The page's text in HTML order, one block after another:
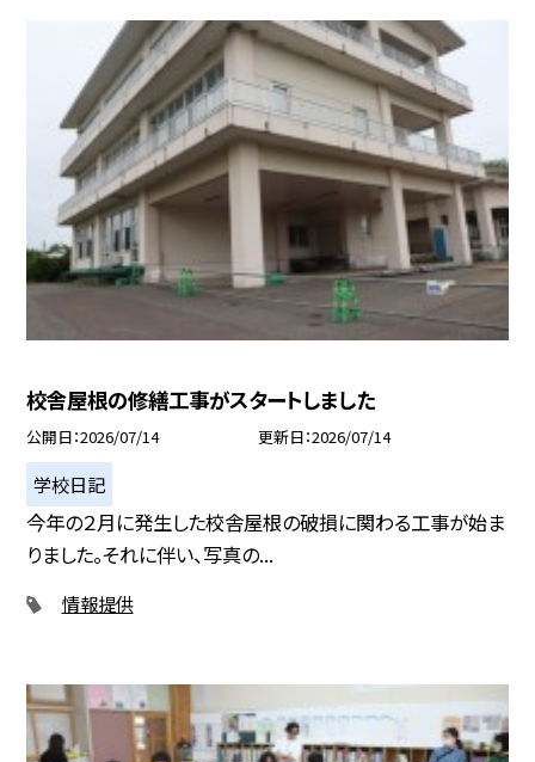
校舎屋根の修繕工事がスタートしました
公開日 2026/07/14 更新日 2026/07/14
学校日記
今年の２月に発生した校舎屋根の破損に関わる工事が始ま
りました。それに伴い、写真の...
情報提供